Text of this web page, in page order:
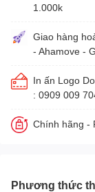
1.000k
Giao hàng
- Ahamove -
In ấn Logo
: 0909 009
Chính hãng -
Phương thức